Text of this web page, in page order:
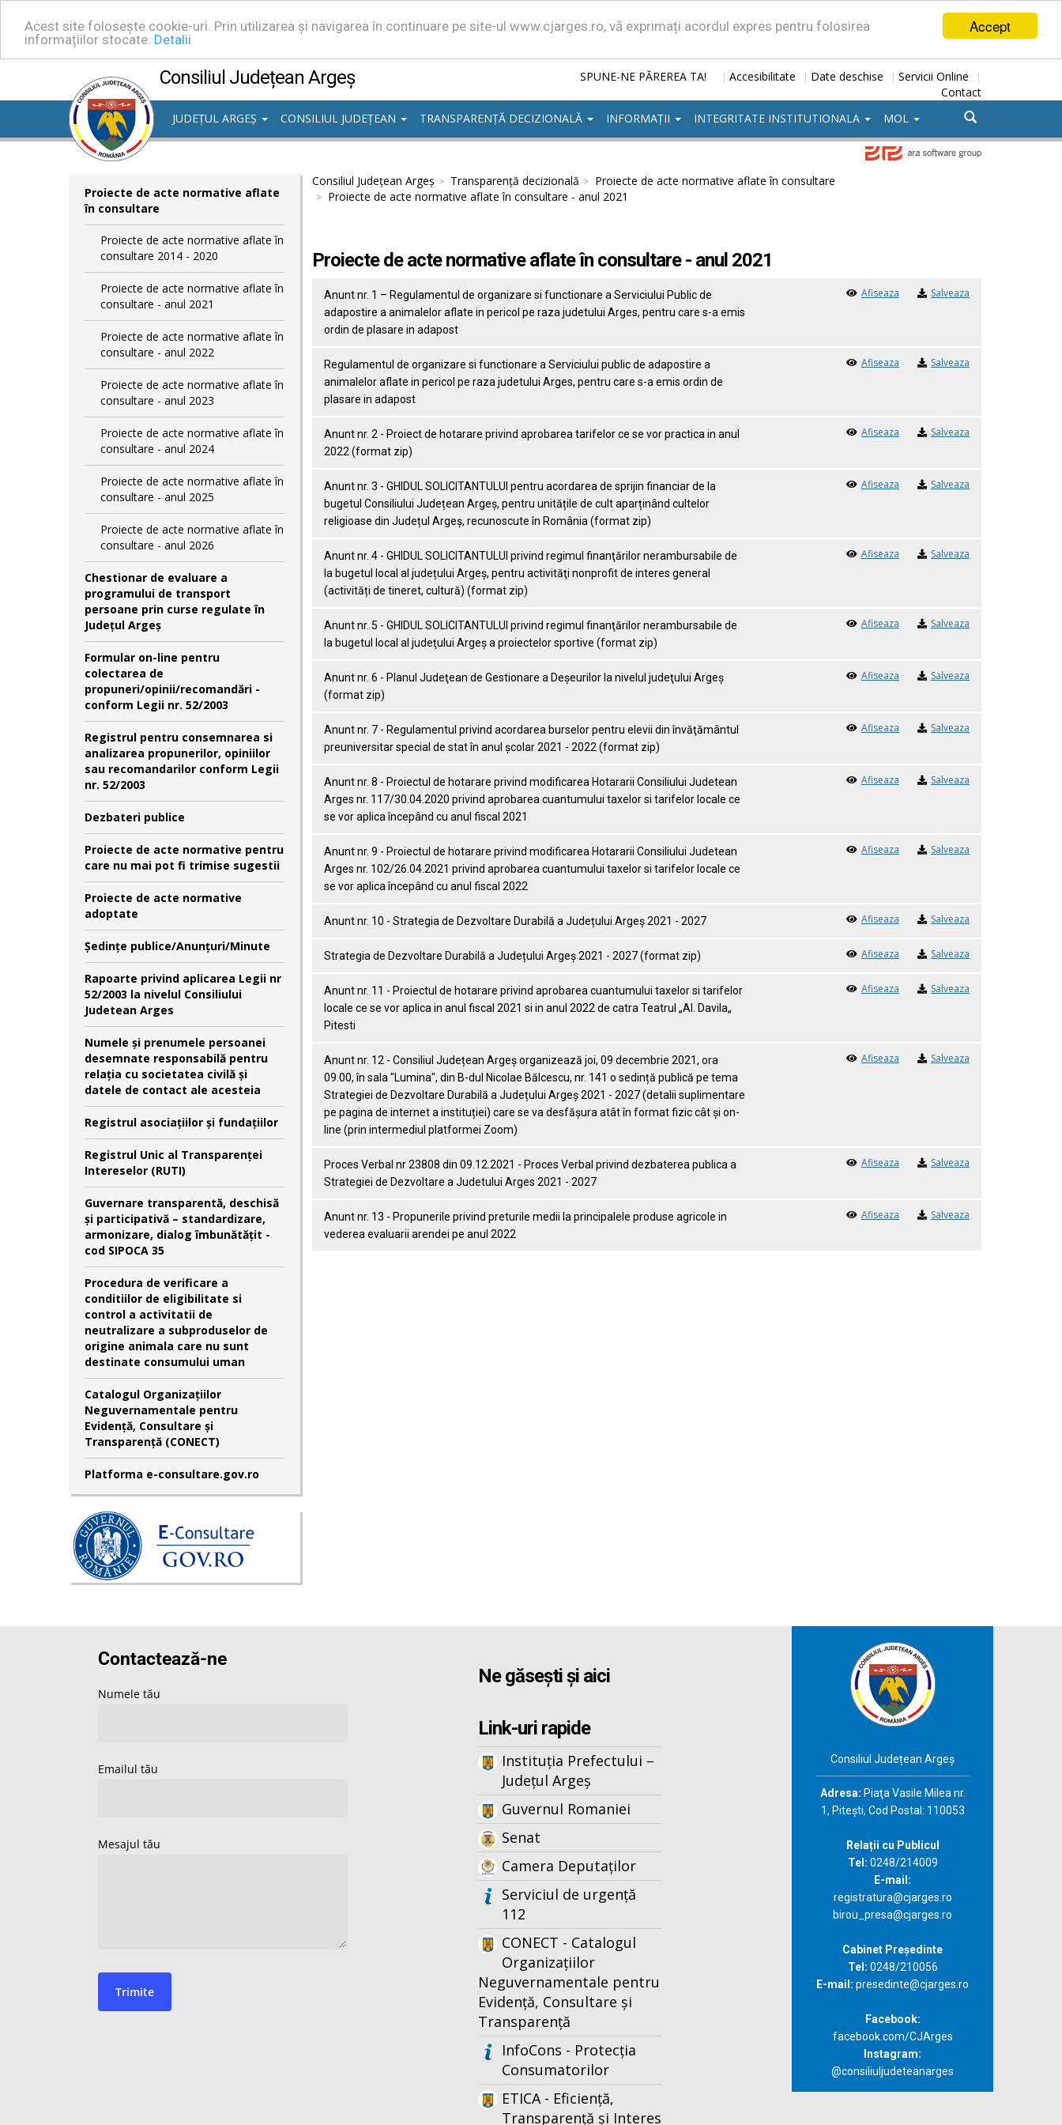
Accept
Acest site folosește cookie-uri. Prin utilizarea și navigarea în continuare pe site-ul www.cjarges.ro, vă exprimați acordul expres pentru folosirea
informațiilor stocate. Detalii
Consiliul Județean Argeș SPUNE-NE PĂREREA TA! | Accesibilitate | Date deschise | Servicii Online |
Contact
JUDEȚUL ARGEȘ
CONSILIUL JUDEȚEAN TRANSPARENȚĂ DECIZIONALĂ INFORMAȚII INTEGRITATE INSTITUTIONALA MOL
Proiecte de acte normative aflate
în consultare
Proiecte de acte normative aflate în
consultare 2014 - 2020
Proiecte de acte normative aflate în
consultare - anul 2021
Proiecte de acte normative aflate în
consultare - anul 2022
Proiecte de acte normative aflate în
consultare - anul 2023
Proiecte de acte normative aflate în
consultare - anul 2024
Proiecte de acte normative aflate în
consultare - anul 2025
Proiecte de acte normative aflate în
consultare - anul 2026
Chestionar de evaluare a
programului de transport
persoane prin curse regulate în
Județul Argeș
Formular on-line pentru
colectarea de
propuneri/opinii/recomandări -
conform Legii nr. 52/2003
Registrul pentru consemnarea si
analizarea propunerilor, opiniilor
sau recomandarilor conform Legii
nr. 52/2003
Dezbateri publice
Proiecte de acte normative pentru
care nu mai pot fi trimise sugestii
Proiecte de acte normative
adoptate
Şedinţe publice/Anunţuri/Minute
Rapoarte privind aplicarea Legii nr
52/2003 la nivelul Consiliului
Judetean Arges
Numele şi prenumele persoanei
desemnate responsabilă pentru
relaţia cu societatea civilă şi
datele de contact ale acesteia
Registrul asociațiilor și fundațiilor
Registrul Unic al Transparenței
Intereselor (RUTI)
Guvernare transparentă, deschisă
și participativă – standardizare,
armonizare, dialog îmbunătățit -
cod SIPOCA 35
Procedura de verificare a
conditiilor de eligibilitate si
control a activitatii de
neutralizare a subproduselor de
origine animala care nu sunt
destinate consumului uman
Catalogul Organizațiilor
Neguvernamentale pentru
Evidență, Consultare și
Transparență (CONECT)
Platforma e-consultare.gov.ro
Consiliul Județean Argeș Transparență decizională
Proiecte de acte normative aflate în consultare
Proiecte de acte normative aflate în consultare - anul 2021
Proiecte de acte normative aflate în consultare - anul 2021
Anunt nr. 1 – Regulamentul de organizare si functionare a Serviciului Public de
adapostire a animalelor aflate in pericol pe raza judetului Arges, pentru care s-a emis
ordin de plasare in adapost
Afiseaza Salveaza
Regulamentul de organizare si functionare a Serviciului public de adapostire a
animalelor aflate in pericol pe raza judetului Arges, pentru care s-a emis ordin de
plasare in adapost
Afiseaza Salveaza
Anunt nr. 2 - Proiect de hotarare privind aprobarea tarifelor ce se vor practica in anul
2022 (format zip)
Afiseaza Salveaza
Anunt nr. 3 - GHIDUL SOLICITANTULUI pentru acordarea de sprijin financiar de la
bugetul Consiliului Județean Argeș, pentru unitățile de cult aparținând cultelor
religioase din Județul Argeș, recunoscute în România (format zip)
Afiseaza Salveaza
Anunt nr. 4 - GHIDUL SOLICITANTULUI privind regimul finanţărilor nerambursabile de
la bugetul local al județului Argeș, pentru activităţi nonprofit de interes general
(activități de tineret, cultură) (format zip)
Afiseaza Salveaza
Anunt nr. 5 - GHIDUL SOLICITANTULUI privind regimul finanţărilor nerambursabile de
la bugetul local al judeţului Argeş a proiectelor sportive (format zip)
Afiseaza Salveaza
Anunt nr. 6 - Planul Judeţean de Gestionare a Deșeurilor la nivelul judeţului Argeş
(format zip)
Afiseaza Salveaza
Anunt nr. 7 - Regulamentul privind acordarea burselor pentru elevii din învăţământul
preuniversitar special de stat în anul şcolar 2021 - 2022 (format zip)
Afiseaza Salveaza
Anunt nr. 8 - Proiectul de hotarare privind modificarea Hotararii Consiliului Judetean
Arges nr. 117/30.04.2020 privind aprobarea cuantumului taxelor si tarifelor locale ce
se vor aplica începând cu anul fiscal 2021
Afiseaza Salveaza
Anunt nr. 9 - Proiectul de hotarare privind modificarea Hotararii Consiliului Judetean
Arges nr. 102/26.04.2021 privind aprobarea cuantumului taxelor si tarifelor locale ce
se vor aplica începând cu anul fiscal 2022
Afiseaza Salveaza
Anunt nr. 10 - Strategia de Dezvoltare Durabilă a Județului Argeș 2021 - 2027 Afiseaza Salveaza
Strategia de Dezvoltare Durabilă a Județului Argeș 2021 - 2027 (format zip) Afiseaza Salveaza
Anunt nr. 11 - Proiectul de hotarare privind aprobarea cuantumului taxelor si tarifelor
locale ce se vor aplica in anul fiscal 2021 si in anul 2022 de catra Teatrul „Al. Davila„
Pitesti
Afiseaza Salveaza
Anunt nr. 12 - Consiliul Județean Argeș organizează joi, 09 decembrie 2021, ora
09.00, în sala "Lumina", din B-dul Nicolae Bălcescu, nr. 141 o sedință publică pe tema
Strategiei de Dezvoltare Durabilă a Județului Argeș 2021 - 2027 (detalii suplimentare
pe pagina de internet a instituției) care se va desfășura atât în format fizic cât și on-
line (prin intermediul platformei Zoom)
Afiseaza Salveaza
Proces Verbal nr 23808 din 09.12.2021 - Proces Verbal privind dezbaterea publica a
Strategiei de Dezvoltare a Judetului Arges 2021 - 2027
Afiseaza Salveaza
Anunt nr. 13 - Propunerile privind preturile medii la principalele produse agricole in
vederea evaluarii arendei pe anul 2022
Afiseaza Salveaza
Ne găsești și aici
Link-uri rapide
Instituția Prefectului –
Județul Argeș
Guvernul Romaniei
Senat
Camera Deputaților
Serviciul de urgență
112
CONECT - Catalogul
Organizațiilor
Neguvernamentale pentru
Evidență, Consultare și
Transparență
InfoCons - Protecția
Consumatorilor
ETICA - Eficiență,
Transparență și Interes
Consiliul Județean Argeș
Adresa: Piaţa Vasile Milea nr.
1, Piteşti, Cod Postal: 110053
Relații cu Publicul
Tel: 0248/214009
E-mail:
registratura@cjarges.ro
birou_presa@cjarges.ro
Cabinet Președinte
Tel: 0248/210056
E-mail: presedinte@cjarges.ro
Facebook:
facebook.com/CJArges
Instagram:
@consiliuljudeteanarges